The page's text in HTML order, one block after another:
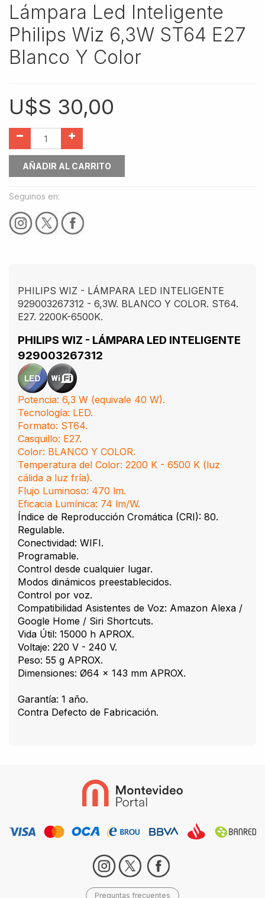
Lámpara Led Inteligente
Philips Wiz 6,3W ST64 E27
Blanco Y Color
U$S 30,00
AÑADIR AL CARRITO
Seguinos en:
PHILIPS WIZ - LÁMPARA LED INTELIGENTE
929003267312 - 6,3W. BLANCO Y COLOR. ST64.
E27. 2200K-6500K.
PHILIPS WIZ - LÁMPARA LED INTELIGENTE
929003267312
Potencia: 6,3 W (equivale 40 W).
Tecnología: LED.
Formato: ST64.
Casquillo: E27.
Color: BLANCO Y COLOR.
Temperatura del Color: 2200 K - 6500 K (luz
cálida a luz fría).
Flujo Luminoso: 470 lm.
Eficacia Lumínica: 74 lm/W.
Índice de Reproducción Cromática (CRI): 80.
Regulable.
Conectividad: WIFI.
Programable.
Control desde cualquier lugar.
Modos dinámicos preestablecidos.
Control por voz.
Compatibilidad Asistentes de Voz: Amazon Alexa /
Google Home / Siri Shortcuts.
Vida Útil: 15000 h APROX.
Voltaje: 220 V - 240 V.
Peso: 55 g APROX.
Dimensiones: Ø64 x 143 mm APROX.
Garantía: 1 año.
Contra Defecto de Fabricación.
Preguntas frecuentes